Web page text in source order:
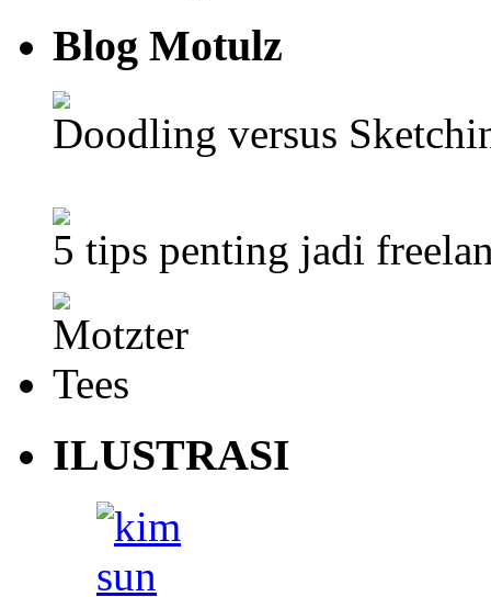
Blog Motulz
Doodling versus
5 tips penting jadi
ILUSTRASI